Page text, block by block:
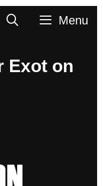
SearchMenu
Exot on